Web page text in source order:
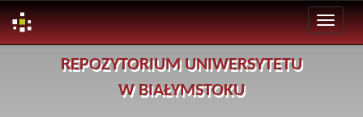
REPOZYTORIUM UNIWERSYTETU
W BIAŁYMSTOKU